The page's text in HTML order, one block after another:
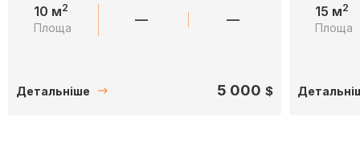
10 м2
Площа — —
Детальніше 5 000 $
15 м2
Площа